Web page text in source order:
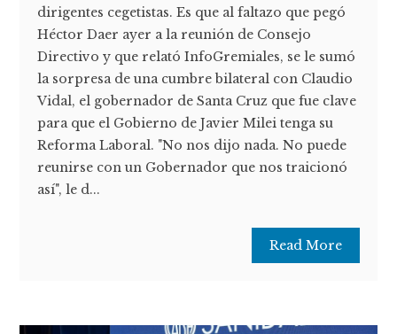
dirigentes cegetistas. Es que al faltazo que pegó
Héctor Daer ayer a la reunión de Consejo
Directivo y que relató InfoGremiales, se le sumó
la sorpresa de una cumbre bilateral con Claudio
Vidal, el gobernador de Santa Cruz que fue clave
para que el Gobierno de Javier Milei tenga su
Reforma Laboral. "No nos dijo nada. No puede
reunirse con un Gobernador que nos traicionó
así", le d...
Read More